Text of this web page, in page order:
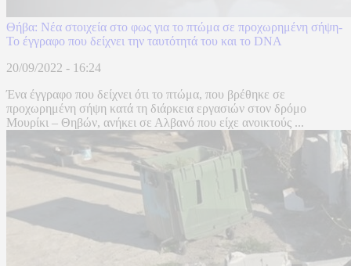
Θήβα: Νέα στοιχεία στο φως για το πτώμα σε προχωρημένη σήψη-
Το έγγραφο που δείχνει την ταυτότητά του και το DNA
20/09/2022 - 16:24
Ένα έγγραφο που δείχνει ότι το πτώμα, που βρέθηκε σε
προχωρημένη σήψη κατά τη διάρκεια εργασιών στον δρόμο
Μουρίκι – Θηβών, ανήκει σε Αλβανό που είχε ανοικτούς ...